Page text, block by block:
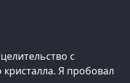
с
Я пробовал